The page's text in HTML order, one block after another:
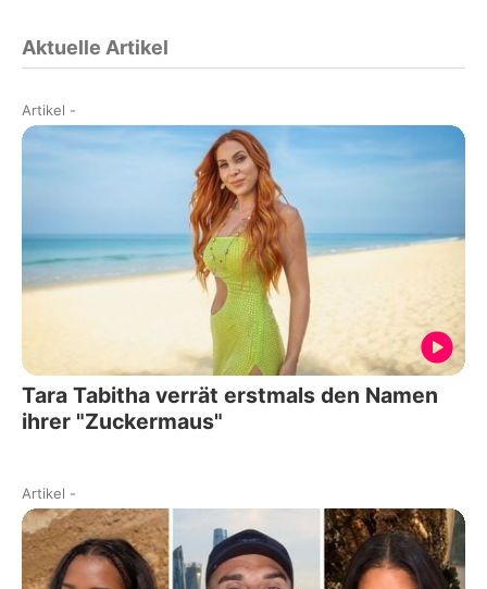
Aktuelle Artikel
Artikel -
Tara Tabitha verrät erstmals den Namen
ihrer "Zuckermaus"
Artikel -